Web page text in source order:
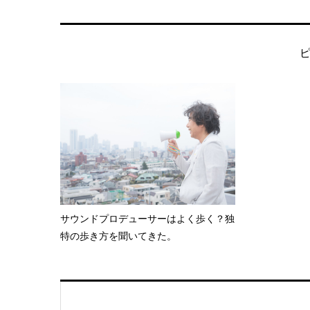
サウンドプロデューサーはよく歩く？独
特の歩き方を聞いてきた。